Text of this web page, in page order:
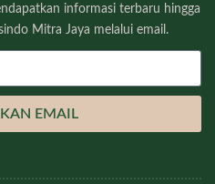
informasi terbaru hingga
Mitra Jaya melalui email.
EMAIL